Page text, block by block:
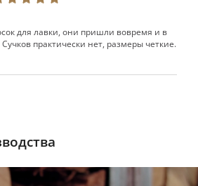
для лавки, они пришли вовремя и в
практически нет, размеры четкие.